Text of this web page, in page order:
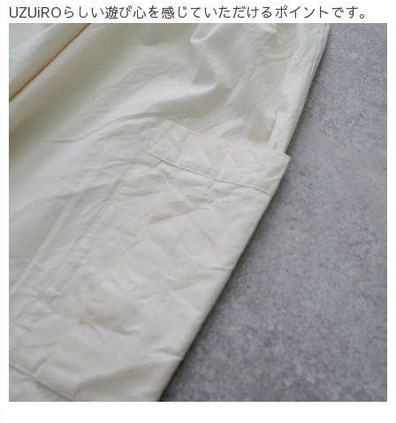
UZUiROらしい遊び心を感じていただけるポイントです。